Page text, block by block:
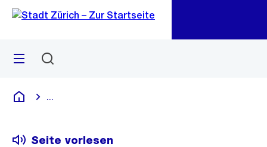
Navigation
Sprunglink
Menü
Deutsch
Seite vorlesen